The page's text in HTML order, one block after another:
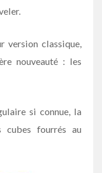
version classique,
nouveauté : les
si connue, la
cubes fourrés au